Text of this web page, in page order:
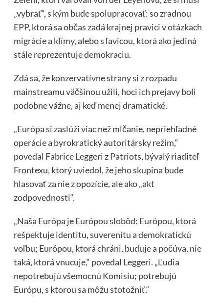
„vybrať“, s kým bude spolupracovať: so zradnou
EPP, ktorá sa občas zadá krajnej pravici v otázkach
migrácie a klímy, alebo s ľavicou, ktorá ako jediná
stále reprezentuje demokraciu.
Zdá sa, že konzervatívne strany si z rozpadu
mainstreamu väčšinou užili, hoci ich prejavy boli
podobne vážne, aj keď menej dramatické.
„Európa si zaslúži viac než mlčanie, nepriehľadné
operácie a byrokratický autoritársky režim,“
povedal Fabrice Leggeri z Patriots, bývalý riaditeľ
Frontexu, ktorý uviedol, že jeho skupina bude
hlasovať za nie z opozície, ale ako „akt
zodpovednosti“.
„Naša Európa je Európou slobôd: Európou, ktorá
rešpektuje identitu, suverenitu a demokratickú
voľbu; Európou, ktorá chráni, buduje a počúva, nie
taká, ktorá vnucuje,“ povedal Leggeri. „Ľudia
nepotrebujú všemocnú Komisiu; potrebujú
Európu, s ktorou sa môžu stotožniť.“